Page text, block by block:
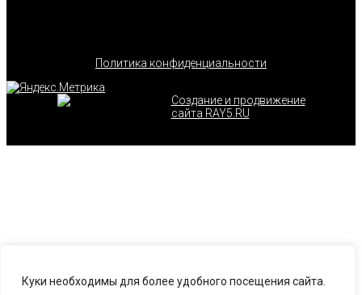
Куки необходимы для более удобного посещения сайта.
Политика конфиденциальности
Создание и продвижение
сайта RAY5.RU